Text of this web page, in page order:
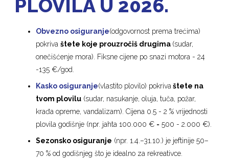
PLOVILA U 2026.
Obvezno osiguranje(odgovornost prema trećima)
pokrivaštete koje prouzročiš drugima (sudar,
onečišćenje mora). Fiksne cijene po snazi motora - 24
-135 €/god.
Kasko osiguranje(vlastito plovilo) pokriva štete na
tvom plovilu (sudar, nasukanje, oluja, tuča, požar,
krađa opreme, vandalizam). Cijena 0.5 - 2 % vrijednosti
plovila godišnje (npr. jahta 100.000 € = 500 - 2.000 €).
Sezonsko osiguranje (npr. 1.4.–31.10.) je jeftinije 50–
70 % od godišnjeg što je idealno za rekreativce.